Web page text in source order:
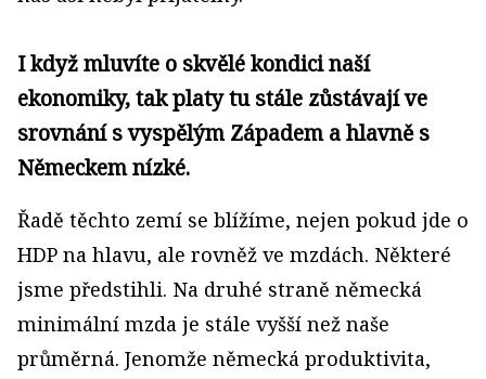
I když mluvíte o skvělé kondici naší
ekonomiky, tak platy tu stále zůstávají ve
srovnání s vyspělým Západem a hlavně s
Německem nízké.
Řadě těchto zemí se blížíme, nejen pokud jde o
HDP na hlavu, ale rovněž ve mzdách. Některé
jsme předstihli. Na druhé straně německá
minimální mzda je stále vyšší než naše
průměrná. Jenomže německá produktivita,